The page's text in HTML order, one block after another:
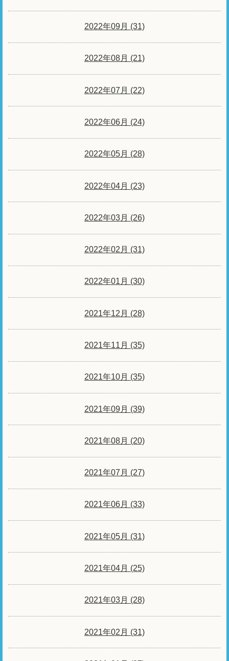
2022年09月 (31)
2022年08月 (21)
2022年07月 (22)
2022年06月 (24)
2022年05月 (28)
2022年04月 (23)
2022年03月 (26)
2022年02月 (31)
2022年01月 (30)
2021年12月 (28)
2021年11月 (35)
2021年10月 (35)
2021年09月 (39)
2021年08月 (20)
2021年07月 (27)
2021年06月 (33)
2021年05月 (31)
2021年04月 (25)
2021年03月 (28)
2021年02月 (31)